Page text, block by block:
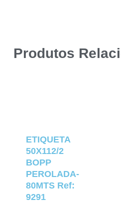
Produtos
ETIQUETA
50X112/2
BOPP
PEROLADA-
80MTS Ref:
9291